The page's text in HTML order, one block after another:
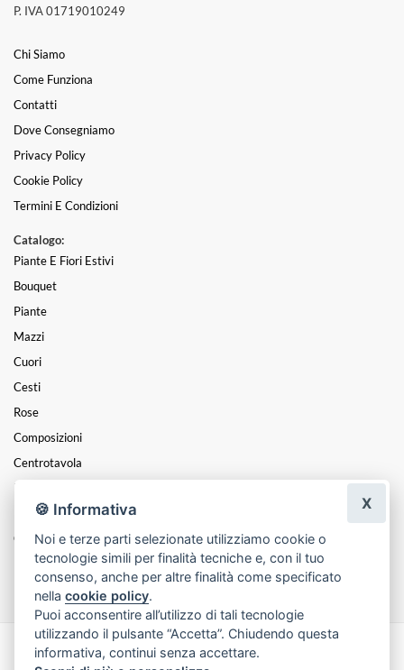
P. IVA 01719010249
Chi Siamo
Come Funziona
Contatti
Dove Consegniamo
Privacy Policy
Cookie Policy
Termini E Condizioni
Catalogo:
Piante E Fiori Estivi
Bouquet
Piante
Mazzi
Cuori
Cesti
Rose
Composizioni
Centrotavola
Funebre
Laurea
Coroncine
Festa Della Mamma
Made with byInfoser.it- Realizzazione Siti ecommerce per Fioristi
🍪 Informativa
Noi e terze parti selezionate utilizziamo cookie o
tecnologie simili per finalità tecniche e, con il tuo
consenso, anche per altre finalità come specificato
nellacookie policy.
Puoi acconsentire all’utilizzo di tali tecnologie
utilizzando il pulsante “Accetta”. Chiudendo questa
informativa, continui senza accettare.
X